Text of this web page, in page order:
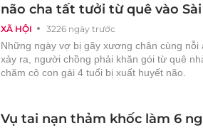
XÃ HỘI 3226 ngày trước
não cha tất tưởi từ quê vào
Những ngày vợ bị gãy xương chân cùng
xảy ra, người chồng phải khăn gói từ quê
chăm cô con gái 4 tuổi bị xuất huyết não.
Vụ tai nạn thảm khốc làm 6